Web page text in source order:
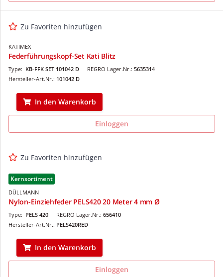
Zu Favoriten hinzufügen
KATIMEX
Federführungskopf-Set Kati Blitz
REGRO Lager.Nr.: 5635314
Type: KB-FFK SET 101042 D
Hersteller-Art.Nr.: 101042 D
In den Warenkorb
Einloggen
Zu Favoriten hinzufügen
Kernsortiment
DÜLLMANN
Nylon-Einziehfeder PELS420 20 Meter 4 mm Ø
REGRO Lager.Nr.: 656410
Type: PELS 420
Hersteller-Art.Nr.: PELS420RED
In den Warenkorb
Einloggen